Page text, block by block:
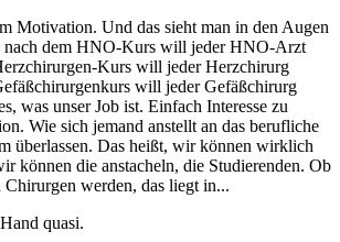
Motivation. Und das sieht man in den Augen
nach dem HNO-Kurs will jeder HNO-Arzt
Kurs will jeder Herzchirurg
will jeder Gefäßchirurg
was unser Job ist. Einfach Interesse zu
Wie sich jemand anstellt an das berufliche
überlassen. Das heißt, wir können wirklich
können die anstacheln, die Studierenden. Ob
Chirurgen werden, das liegt in...
quasi.